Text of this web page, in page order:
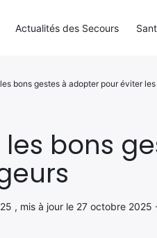
bons
, mis à jour le 27 octobre
bons gestes à adopter pour éviter
Actualités des Secours